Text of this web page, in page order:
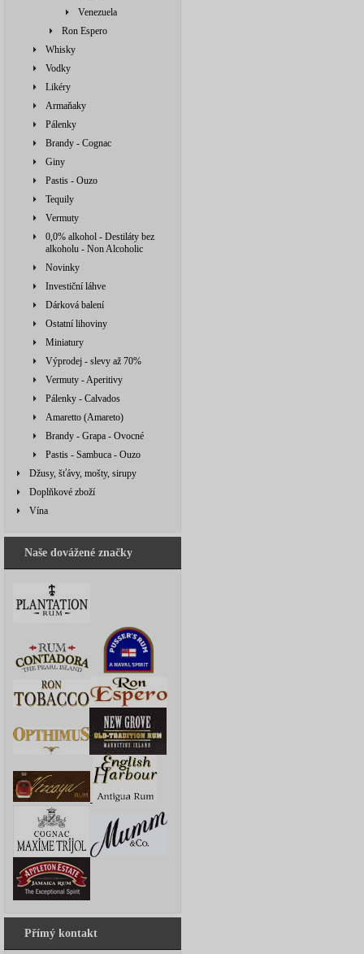
Venezuela
Ron Espero
Whisky
Vodky
Likéry
Armaňaky
Pálenky
Brandy - Cognac
Giny
Pastis - Ouzo
Tequily
Vermuty
0,0% alkohol - Destiláty bez
alkoholu - Non Alcoholic
Novinky
Investiční láhve
Dárková balení
Ostatní lihoviny
Miniatury
Výprodej - slevy až 70%
Vermuty - Aperitivy
Pálenky - Calvados
Amaretto (Amareto)
Brandy - Grapa - Ovocné
Pastis - Sambuca - Ouzo
Džusy, šťávy, mošty, sirupy
Doplňkové zboží
Vína
Naše dovážené značky
Přímý kontakt